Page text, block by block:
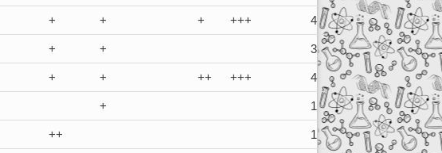
+ + + +++ 4
+ + 3
+ + ++ +++ 4
+ 1
++ 1